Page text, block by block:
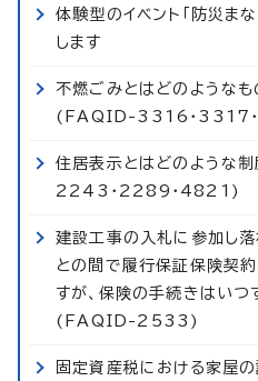
体験型のイベント「防災ま
します
不燃ごみとはどのようなも
(FAQID-3316・3317
住居表示とはどのような
2243・2289・4821)
建設工事の入札に参加し
との間で履行保証保険契
すが、保険の手続きはいつ
(FAQID-2533)
固定資産税における家屋